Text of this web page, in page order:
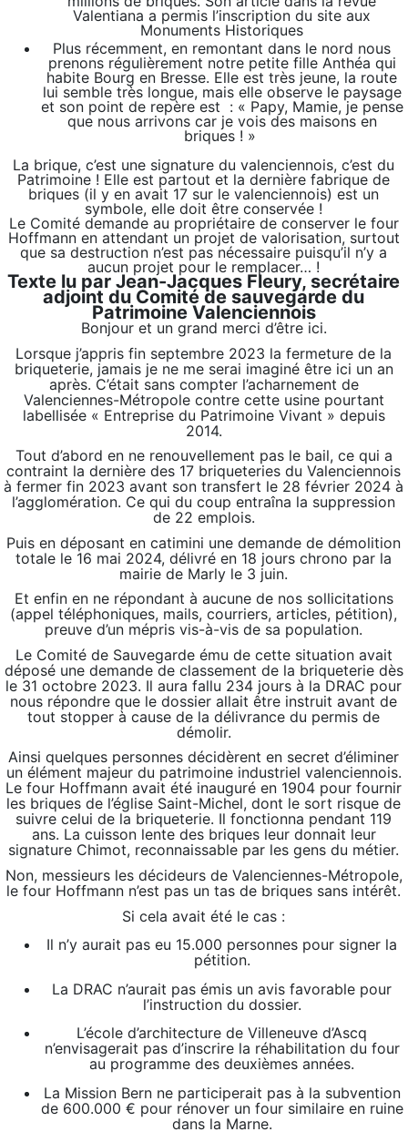
Valentiana a permis l’inscription du site aux
Monuments Historiques
Plus récemment, en remontant dans le nord nous
prenons régulièrement notre petite fille Anthéa qui
habite Bourg en Bresse. Elle est très jeune, la route
lui semble très longue, mais elle observe le paysage
et son point de repère est : « Papy, Mamie, je pense
que nous arrivons car je vois des maisons en
briques ! »
La brique, c’est une signature du valenciennois, c’est du
Patrimoine ! Elle est partout et la dernière fabrique de
briques (il y en avait 17 sur le valenciennois) est un
symbole, elle doit être conservée !
Le Comité demande au propriétaire de conserver le four
Hoffmann en attendant un projet de valorisation, surtout
que sa destruction n’est pas nécessaire puisqu’il n’y a
aucun projet pour le remplacer… !
Texte lu par Jean-Jacques Fleury, secrétaire
adjoint du Comité de sauvegarde du
Patrimoine Valenciennois
Bonjour et un grand merci d’être ici.
Lorsque j’appris fin septembre 2023 la fermeture de la
briqueterie, jamais je ne me serai imaginé être ici un an
après. C’était sans compter l’acharnement de
Valenciennes-Métropole contre cette usine pourtant
labellisée « Entreprise du Patrimoine Vivant » depuis
2014.
Tout d’abord en ne renouvellement pas le bail, ce qui a
contraint la dernière des 17 briqueteries du Valenciennois
à fermer fin 2023 avant son transfert le 28 février 2024 à
l’agglomération. Ce qui du coup entraîna la suppression
de 22 emplois.
Puis en déposant en catimini une demande de démolition
totale le 16 mai 2024, délivré en 18 jours chrono par la
mairie de Marly le 3 juin.
Et enfin en ne répondant à aucune de nos sollicitations
(appel téléphoniques, mails, courriers, articles, pétition),
preuve d’un mépris vis-à-vis de sa population.
Le Comité de Sauvegarde ému de cette situation avait
déposé une demande de classement de la briqueterie dès
le 31 octobre 2023. Il aura fallu 234 jours à la DRAC pour
nous répondre que le dossier allait être instruit avant de
tout stopper à cause de la délivrance du permis de
démolir.
Ainsi quelques personnes décidèrent en secret d’éliminer
un élément majeur du patrimoine industriel valenciennois.
Le four Hoffmann avait été inauguré en 1904 pour fournir
les briques de l’église Saint-Michel, dont le sort risque de
suivre celui de la briqueterie. Il fonctionna pendant 119
ans. La cuisson lente des briques leur donnait leur
signature Chimot, reconnaissable par les gens du métier.
Non, messieurs les décideurs de Valenciennes-Métropole,
le four Hoffmann n’est pas un tas de briques sans intérêt.
Si cela avait été le cas :
Il n’y aurait pas eu 15.000 personnes pour signer la
pétition.
La DRAC n’aurait pas émis un avis favorable pour
l’instruction du dossier.
L’école d’architecture de Villeneuve d’Ascq
n’envisagerait pas d’inscrire la réhabilitation du four
au programme des deuxièmes années.
La Mission Bern ne participerait pas à la subvention
de 600.000 € pour rénover un four similaire en ruine
dans la Marne.